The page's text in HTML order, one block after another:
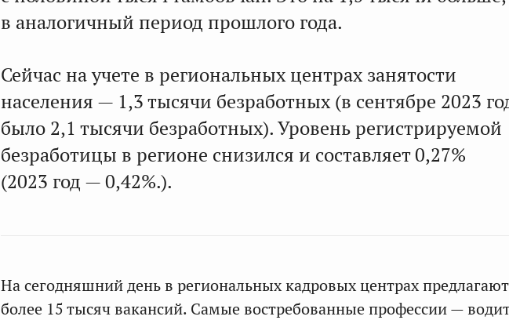
в аналогичный период прошлого года.
Сейчас на учете в региональных центрах занятости
населения — 1,3 тысячи безработных (в сентябре 2023
было 2,1 тысячи безработных). Уровень регистрируемой
безработицы в регионе снизился и составляет 0,27%
(2023 год — 0,42%.).
На сегодняшний день в региональных кадровых центрах предлагают
более 15 тысяч вакансий. Самые востребованные профессии —